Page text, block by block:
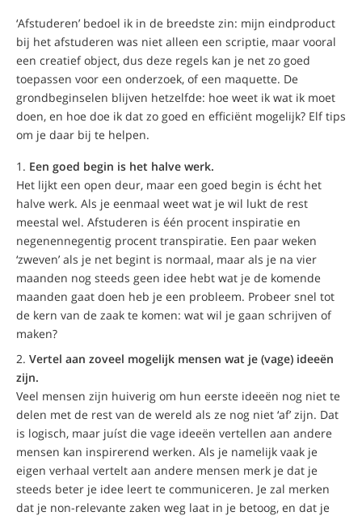
‘Afstuderen’ bedoel ik in de breedste zin: mijn eindproduct
bij het afstuderen was niet alleen een scriptie, maar vooral
een creatief object, dus deze regels kan je net zo goed
toepassen voor een onderzoek, of een maquette. De
grondbeginselen blijven hetzelfde: hoe weet ik wat ik moet
doen, en hoe doe ik dat zo goed en efficiënt mogelijk? Elf tips
om je daar bij te helpen.
Een goed begin is het halve werk.
Het lijkt een open deur, maar een goed begin is écht het
halve werk. Als je eenmaal weet wat je wil lukt de rest
meestal wel. Afstuderen is één procent inspiratie en
negenennegentig procent transpiratie. Een paar weken
‘zweven’ als je net begint is normaal, maar als je na vier
maanden nog steeds geen idee hebt wat je de komende
maanden gaat doen heb je een probleem. Probeer snel tot
de kern van de zaak te komen: wat wil je gaan schrijven of
maken?
Vertel aan zoveel mogelijk mensen wat je (vage) ideeën
zijn.
Veel mensen zijn huiverig om hun eerste ideeën nog niet te
delen met de rest van de wereld als ze nog niet ‘af’ zijn. Dat
is logisch, maar juíst die vage ideeën vertellen aan andere
mensen kan inspirerend werken. Als je namelijk vaak je
eigen verhaal vertelt aan andere mensen merk je dat je
steeds beter je idee leert te communiceren. Je zal merken
dat je non-relevante zaken weg laat in je betoog, en dat je